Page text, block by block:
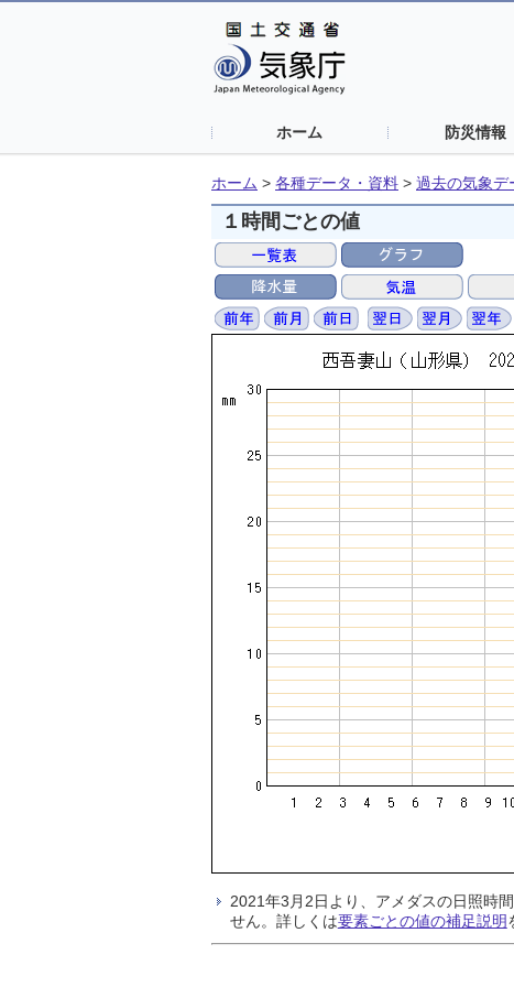
ホーム 防災情報
ホーム > 各種データ・資料 > 過去の気象デ
１時間ごとの値
2021年3月2日より、アメダスの日照時
せん。詳しくは要素ごとの値の補足説明